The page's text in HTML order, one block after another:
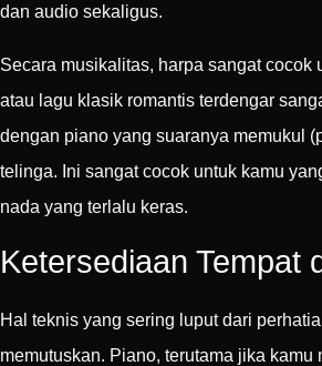
dan audio sekaligus.
Secara musikalitas, harpa sangat
atau lagu klasik romantis terdengar
dengan piano yang suaranya memukul
telinga. Ini sangat cocok untuk kamu
nada yang terlalu keras.
Ketersediaan Tempat
Hal teknis yang sering luput dari
memutuskan. Piano, terutama jika kamu